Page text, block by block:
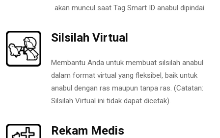
akan muncul saat Tag Smart ID anabul dipindai.
Silsilah Virtual
Membantu Anda untuk membuat silsilah anabul
dalam format virtual yang fleksibel, baik untuk
anabul dengan ras maupun tanpa ras. (Catatan:
Silsilah Virtual ini tidak dapat dicetak).
Rekam Medis